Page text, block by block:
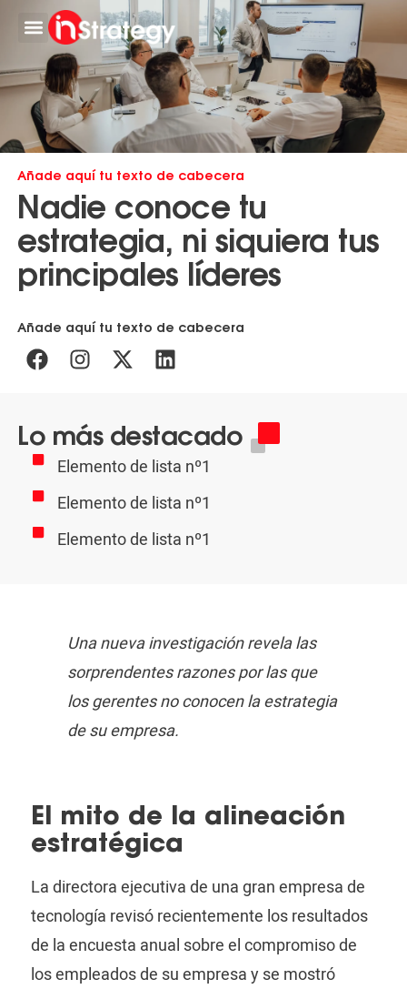
Añade aquí tu texto de cabecera
Nadie conoce tu
estrategia, ni siquiera tus
principales líderes
Añade aquí tu texto de cabecera
Lo más destacado
Elemento de lista nº1
Elemento de lista nº1
Elemento de lista nº1
Una nueva investigación revela las
sorprendentes razones por las que
los gerentes no conocen la estrategia
de su empresa.
El mito de la alineación
estratégica
La directora ejecutiva de una gran empresa de
tecnología revisó recientemente los resultados
de la encuesta anual sobre el compromiso de
los empleados de su empresa y se mostró